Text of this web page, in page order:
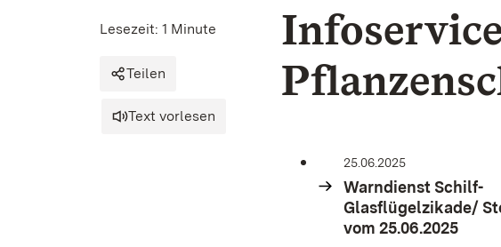
Lesezeit: 1 Minute
Teilen
Text vorlesen
25.06.2025
Warndienst Schilf-
Glasflügelzikade/
vom 25.06.2025